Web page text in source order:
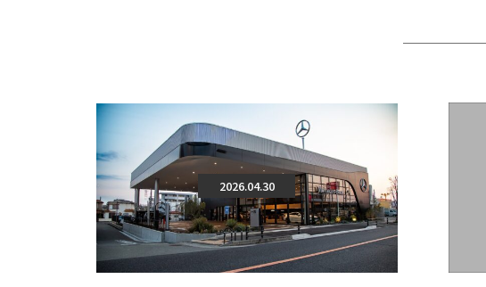
2026.04.30